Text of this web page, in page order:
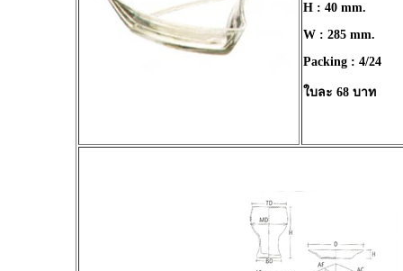
H : 40 mm.
W : 285 mm.
Packing : 4/24
ใบละ 68 บาท